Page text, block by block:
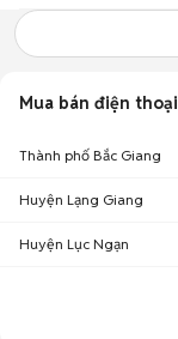
Mua bán điện thoại
Thành phố Bắc Giang
Huyện Lạng Giang
Huyện Lục Ngạn